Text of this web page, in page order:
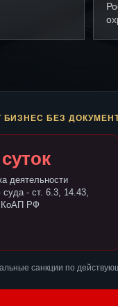
БИЗНЕС БЕЗ
деятельности
- ст. 6.3, 14.43,
КоАП РФ
санкции по